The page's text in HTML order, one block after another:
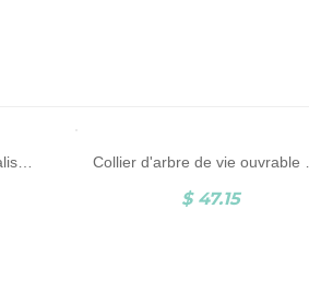
Guirlande de fleurs personnalisée pour bébé, veilleuse, guirlande de fleurs en papier, décoration murale à LED, cadeau d'anniversaire/de fête prénatale pour fille
$ 47.15